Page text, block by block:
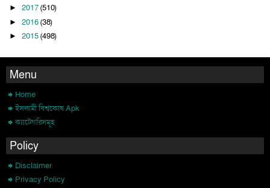
► 2017(510)
► 2016(38)
► 2015(498)
Menu
Home
ইসলামী বিশ্বকোষ Apk
ক্যাটেগরিসমূহ
Policy
Disclaimer
Privacy Policy